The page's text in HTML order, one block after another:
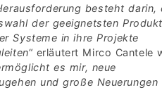
besteht darin,
der geeignetsten
Systeme in ihre Projekte
“ erläutert Mirco Cantele
es mir, neue
und große Neuerungen